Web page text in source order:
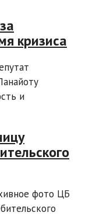
кризиса
и
фото ЦБ